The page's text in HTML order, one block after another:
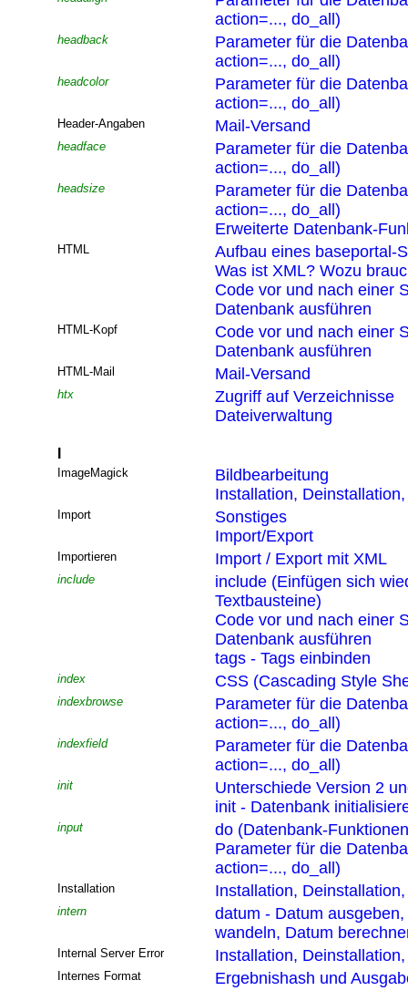
action=..., do_all)
headback
Parameter für die
action=..., do_all)
headcolor
Parameter für die
action=..., do_all)
Header-Angaben Mail-Versand
headface
Parameter für die
action=..., do_all)
headsize
Parameter für die
action=..., do_all)
Erweiterte Datenbank-
HTML
Aufbau eines baseportal-
Was ist XML? Wozu
Code vor und nach einer
Datenbank ausführen
HTML-Kopf
Code vor und nach einer
Datenbank ausführen
HTML-Mail Mail-Versand
htx
Zugriff auf Verzeichnisse
Dateiverwaltung
ImageMagick
Bildbearbeitung
Installation,
Import
Sonstiges
Import/Export
Importieren Import / Export mit XML
include
include (Einfügen sich
Textbausteine)
Code vor und nach einer
Datenbank ausführen
tags - Tags einbinden
index CSS (Cascading Style
indexbrowse
Parameter für die
action=..., do_all)
indexfield
Parameter für die
action=..., do_all)
init
Unterschiede Version 2
init - Datenbank
input
do (Datenbank-
Parameter für die
action=..., do_all)
Installation Installation,
intern
datum - Datum
wandeln, Datum
Internal Server Error Installation,
Internes Format Ergebnishash und